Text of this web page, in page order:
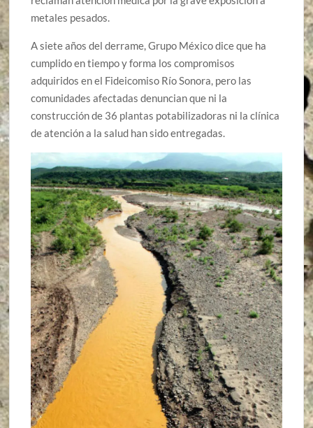
metales pesados.
A siete años del derrame, Grupo México dice que ha
cumplido en tiempo y forma los compromisos
adquiridos en el Fideicomiso Río Sonora, pero las
comunidades afectadas denuncian que ni la
construcción de 36 plantas potabilizadoras ni la clínica
de atención a la salud han sido entregadas.